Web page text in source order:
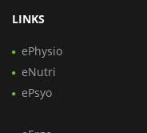
LINKS
ePhysio
eNutri
ePsyo